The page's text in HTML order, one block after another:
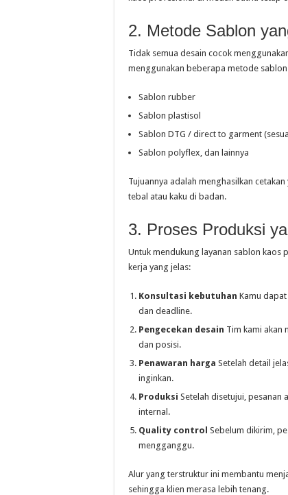
2. Metode Sablon
Tidak semua desain cocok
menggunakan beberapa metode
Sablon rubber
Sablon plastisol
Sablon DTG / direct to garment
Sablon polyflex, dan lainnya
Tujuannya adalah menghasilkan
tebal atau kaku di badan.
3. Proses Produksi
Untuk mendukung layanan sablon kaos
kerja yang jelas:
Konsultasi kebutuhan Kamu
dan deadline.
Pengecekan desain Tim kami akan
dan posisi.
Penawaran harga Setelah detail
inginkan.
Produksi Setelah disetujui, pesanan
internal.
Quality control Sebelum dikirim,
mengganggu.
Alur yang terstruktur ini membantu
sehingga klien merasa lebih tenang.